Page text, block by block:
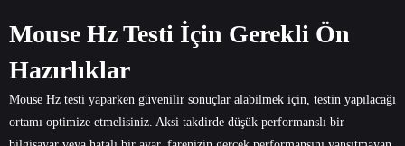
Mouse Hz Testi İçin Gerekli Ön
Hazırlıklar
Mouse Hz testi yaparken güvenilir sonuçlar alabilmek için, testin yapılacağı
ortamı optimize etmelisiniz. Aksi takdirde düşük performanslı bir